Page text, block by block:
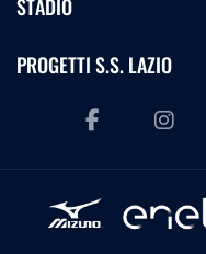
STADIO
PROGETTI S.S. LAZIO